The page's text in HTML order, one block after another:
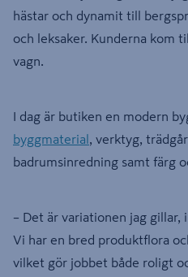
hästar och dynamit till
och leksaker. Kunderna kom
vagn.
I dag är butiken en modern
byggmaterial , verktyg,
badrumsinredning samt färg
– Det är variationen jag gillar,
Vi har en bred produktflora
vilket gör jobbet både roligt